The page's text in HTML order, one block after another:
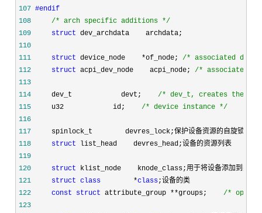
107 #endif
108
/* arch specific additions */
109
struct
110
111
struct device_node    *of_node; /* associated
112
struct acpi_dev_node    acpi_node; /* associated
113
114
     dev_t            devt;
/* dev_t, creates the
115
     u32            id;
/* device instance */
116
117
118
struct
119
120
struct
121
struct class
        *
class
122
const struct attribute_group **groups; /*
123